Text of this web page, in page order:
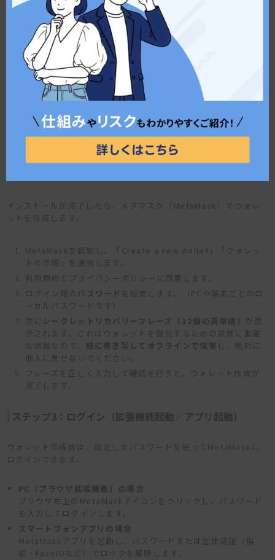
ご利用のデバイスに応じて「ブラウザ拡張」または「モバイ
ルアプリ」を選択します。
案内に従ってインストールを完了させます。
※注意：
検索エンジンで「メタマスク」と検索すると、広告
ークしておくと、安全にアクセスできます。
ステップ2：ウォレット作成（パスワード・シークレット
インストールが完了したら、メタマスク（MetaMask）でウォレ
ットを作成します。
MetaMaskを起動し、「Create a new wallet」「ウォレッ
トの作成」を選択します。
利用規約とプライバシーポリシーに同意します。
ログイン用の パスワード を設定します。（PCや端末ごとのロ
ーカルパスワードです）
次に シークレットリカバリーフレーズ（12個の英単語）
が表
示されます。これはウォレットを復元するための非常に重要
な情報なので、 紙に書き写してオフラインで保管 し、絶対に
他人に見せないでください。
フレーズを正しく入力して確認を行うと、ウォレット作成が
完了します。
ステップ3：ログイン（拡張機能起動／アプリ起動）
ウォレット作成後は、設定したパスワードを使ってMetaMaskに
ログインできます。
PC（ブラウザ拡張機能）の場合
ブラウザ右上のMetaMaskアイコンをクリックし、パスワード
を入力してログインします。
スマートフォンアプリの場合
MetaMaskアプリを起動し、パスワードまたは生体認証（指
紋・FaceIDなど）でロックを解除します。